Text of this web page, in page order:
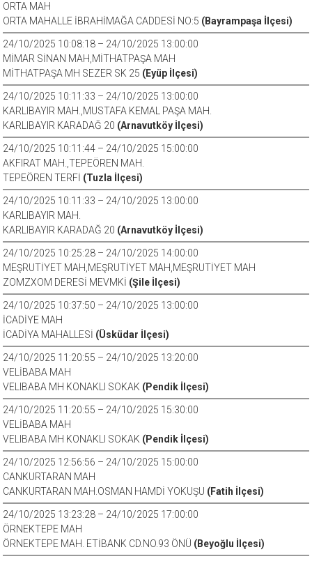
ORTA MAH
ORTA MAHALLE İBRAHİMAĞA CADDESİ NO:5 (Bayrampaşa İlçesi)
24/10/2025 10:08:18 – 24/10/2025 13:00:00
MİMAR SİNAN MAH,MİTHATPAŞA MAH
MİTHATPAŞA MH SEZER SK 25 (Eyüp İlçesi)
24/10/2025 10:11:33 – 24/10/2025 13:00:00
KARLIBAYIR MAH.,MUSTAFA KEMAL PAŞA MAH.
KARLIBAYIR KARADAĞ 20 (Arnavutköy İlçesi)
24/10/2025 10:11:44 – 24/10/2025 15:00:00
AKFIRAT MAH.,TEPEÖREN MAH.
TEPEÖREN TERFİ (Tuzla İlçesi)
24/10/2025 10:11:33 – 24/10/2025 13:00:00
KARLIBAYIR MAH.
KARLIBAYIR KARADAĞ 20 (Arnavutköy İlçesi)
24/10/2025 10:25:28 – 24/10/2025 14:00:00
MEŞRUTİYET MAH,MEŞRUTİYET MAH,MEŞRUTİYET MAH
ZOMZXOM DERESİ MEVMKİ (Şile İlçesi)
24/10/2025 10:37:50 – 24/10/2025 13:00:00
İCADİYE MAH
İCADİYA MAHALLESİ (Üsküdar İlçesi)
24/10/2025 11:20:55 – 24/10/2025 13:20:00
VELİBABA MAH
VELIBABA MH KONAKLI SOKAK (Pendik İlçesi)
24/10/2025 11:20:55 – 24/10/2025 15:30:00
VELİBABA MAH
VELIBABA MH KONAKLI SOKAK (Pendik İlçesi)
24/10/2025 12:56:56 – 24/10/2025 15:00:00
CANKURTARAN MAH
CANKURTARAN MAH.OSMAN HAMDİ YOKUŞU (Fatih İlçesi)
24/10/2025 13:23:28 – 24/10/2025 17:00:00
ÖRNEKTEPE MAH
ÖRNEKTEPE MAH. ETİBANK CD.NO.93 ÖNÜ (Beyoğlu İlçesi)